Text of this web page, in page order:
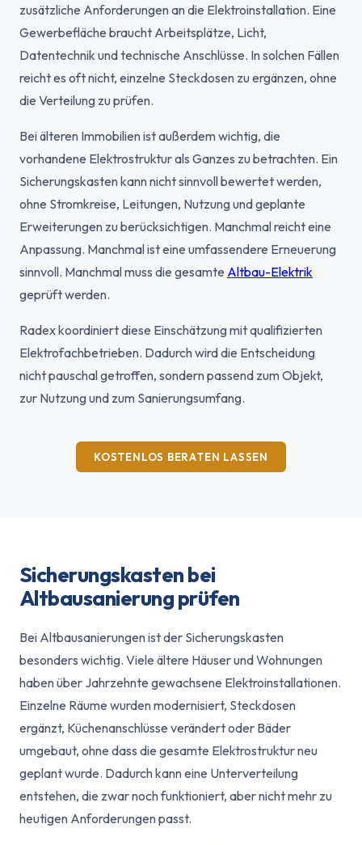
zusätzliche Anforderungen an die Elektroinstallation. Eine
Gewerbefläche braucht Arbeitsplätze, Licht,
Datentechnik und technische Anschlüsse. In solchen Fällen
reicht es oft nicht, einzelne Steckdosen zu ergänzen, ohne
die Verteilung zu prüfen.
Bei älteren Immobilien ist außerdem wichtig, die
vorhandene Elektrostruktur als Ganzes zu betrachten. Ein
Sicherungskasten kann nicht sinnvoll bewertet werden,
ohne Stromkreise, Leitungen, Nutzung und geplante
Erweiterungen zu berücksichtigen. Manchmal reicht eine
Anpassung. Manchmal ist eine umfassendere Erneuerung
sinnvoll. Manchmal muss die gesamte Altbau-Elektrik
geprüft werden.
Radex koordiniert diese Einschätzung mit qualifizierten
Elektrofachbetrieben. Dadurch wird die Entscheidung
nicht pauschal getroffen, sondern passend zum Objekt,
zur Nutzung und zum Sanierungsumfang.
KOSTENLOS BERATEN LASSEN
Sicherungskasten bei
Altbausanierung prüfen
Bei Altbausanierungen ist der Sicherungskasten
besonders wichtig. Viele ältere Häuser und Wohnungen
haben über Jahrzehnte gewachsene Elektroinstallationen.
Einzelne Räume wurden modernisiert, Steckdosen
ergänzt, Küchenanschlüsse verändert oder Bäder
umgebaut, ohne dass die gesamte Elektrostruktur neu
geplant wurde. Dadurch kann eine Unterverteilung
entstehen, die zwar noch funktioniert, aber nicht mehr zu
heutigen Anforderungen passt.